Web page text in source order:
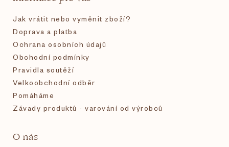
Jak vrátit nebo vyměnit zboží?
Doprava a platba
Ochrana osobních údajů
Obchodní podmínky
Pravidla soutěží
Velkoobchodní odběr
Pomáháme
Závady produktů - varování od výrobců
O nás